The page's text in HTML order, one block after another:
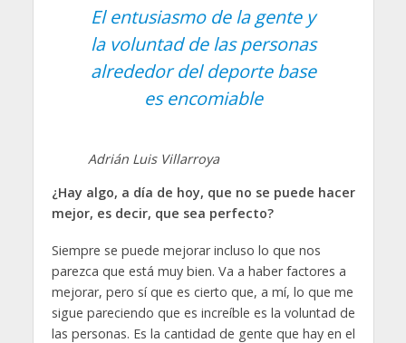
El entusiasmo de la gente y
la voluntad de las personas
alrededor del deporte base
es encomiable
Adrián Luis Villarroya
¿Hay algo, a día de hoy, que no se puede hacer
mejor, es decir, que sea perfecto?
Siempre se puede mejorar incluso lo que nos
parezca que está muy bien. Va a haber factores a
mejorar, pero sí que es cierto que, a mí, lo que me
sigue pareciendo que es increíble es la voluntad de
las personas. Es la cantidad de gente que hay en el